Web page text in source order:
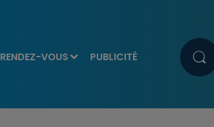
RENDEZ-VOUS PUBLICITÉ